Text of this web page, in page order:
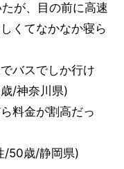
が、目の前に高速
くてなかなか寝ら
バスでしか行け
/神奈川県)
料金が割高だっ
/50歳/静岡県)